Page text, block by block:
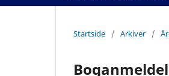
Startside / Arkiver /